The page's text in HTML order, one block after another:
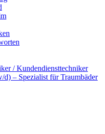
/ Kundendiensttechniker
d) – Spezialist für Traumbäder